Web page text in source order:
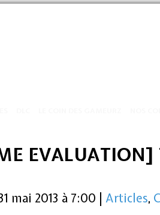
mai 2013 à 7:00 Articles,